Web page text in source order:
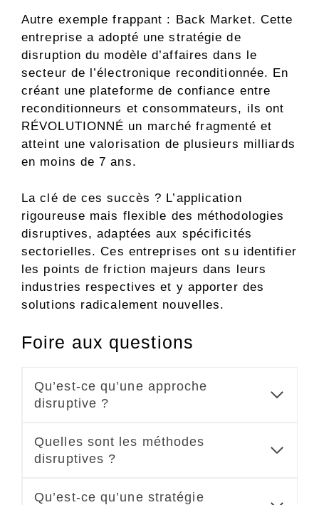
Autre exemple frappant : Back Market. Cette
entreprise a adopté une stratégie de
disruption du modèle d’affaires dans le
secteur de l’électronique reconditionnée. En
créant une plateforme de confiance entre
reconditionneurs et consommateurs, ils ont
RÉVOLUTIONNÉ un marché fragmenté et
atteint une valorisation de plusieurs milliards
en moins de 7 ans.
La clé de ces succès ? L’application
rigoureuse mais flexible des méthodologies
disruptives, adaptées aux spécificités
sectorielles. Ces entreprises ont su identifier
les points de friction majeurs dans leurs
industries respectives et y apporter des
solutions radicalement nouvelles.
Foire aux questions
Qu’est-ce qu’une approche
disruptive ?
Quelles sont les méthodes
disruptives ?
Qu’est-ce qu’une stratégie